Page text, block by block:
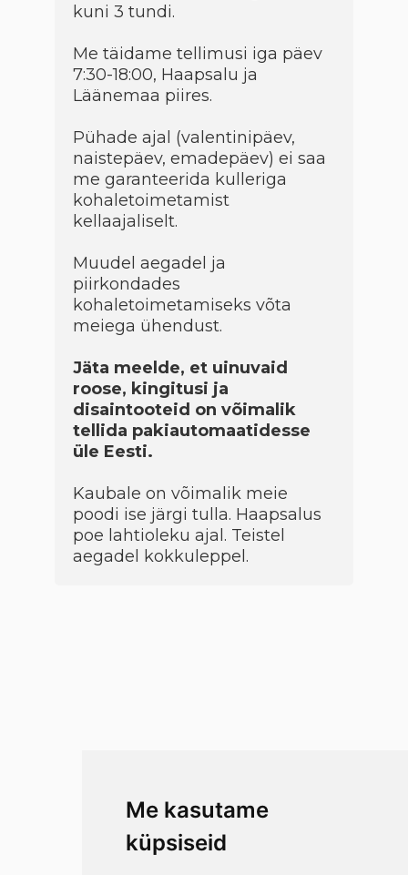
Me kasutame
küpsiseid
kuni 3 tundi.
Me täidame tellimusi iga päev
7:30-18:00, Haapsalu ja
Läänemaa piires.
Pühade ajal (valentinipäev,
naistepäev, emadepäev) ei saa
me garanteerida kulleriga
kohaletoimetamist
kellaajaliselt.
Muudel aegadel ja
piirkondades
kohaletoimetamiseks võta
meiega ühendust.
Jäta meelde, et uinuvaid
roose, kingitusi ja
disaintooteid on võimalik
tellida pakiautomaatidesse
üle Eesti.
Kaubale on võimalik meie
poodi ise järgi tulla. Haapsalus
poe lahtioleku ajal. Teistel
aegadel kokkuleppel.